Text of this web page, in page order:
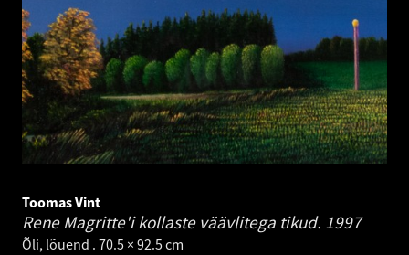
Toomas Vint
Rene Magritte'i kollaste väävlitega tikud. 1997
Õli, lõuend . 70.5 × 92.5 cm